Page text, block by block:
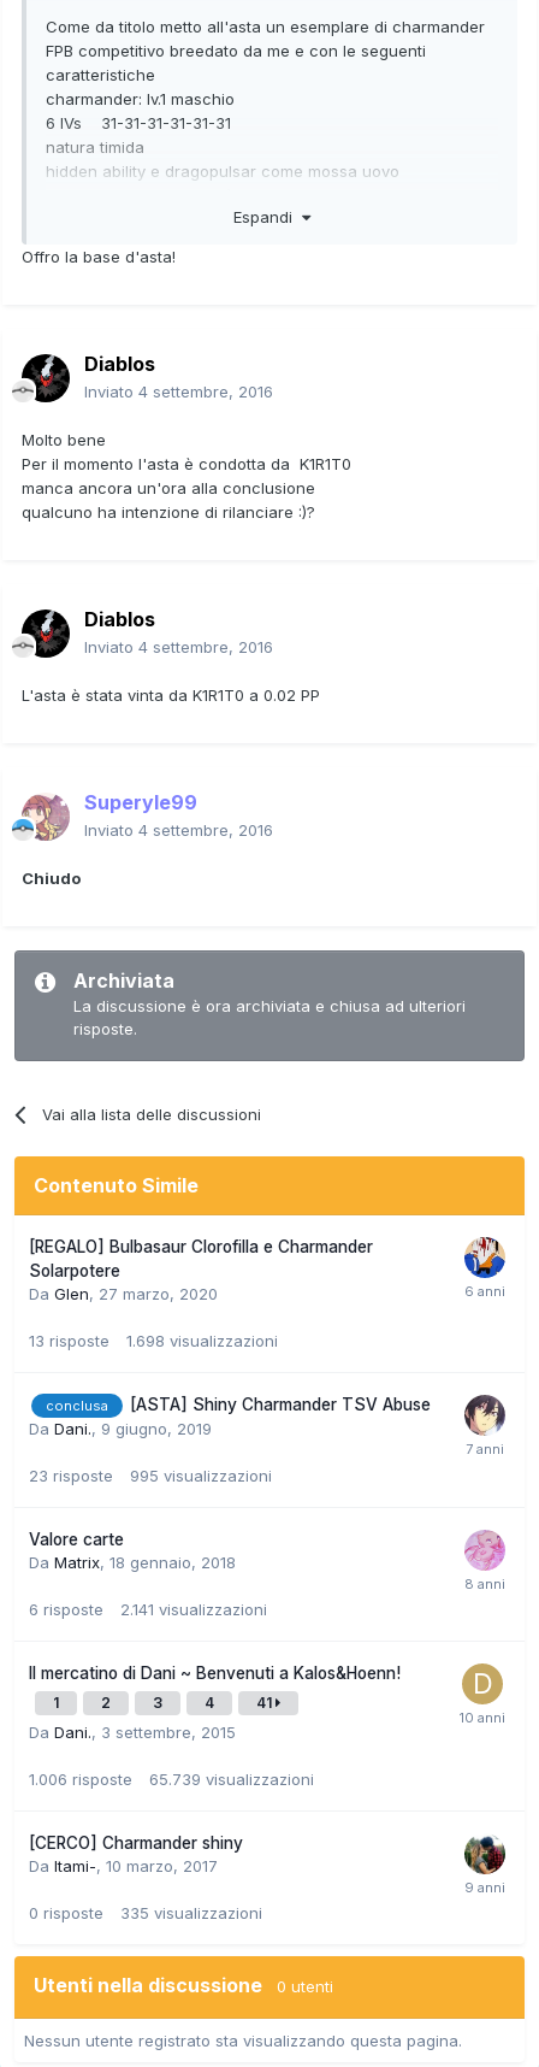
Come da titolo metto all'asta un esemplare di charmander
FPB competitivo breedato da me e con le seguenti
caratteristiche
charmander: lv.1 maschio
6 IVs 31-31-31-31-31-31
natura timida
hidden ability e dragopulsar come mossa uovo
Espandi
Offro la base d'asta!
Diablos
Inviato 4 settembre, 2016
Molto bene
Per il momento l'asta è condotta da K1R1T0
manca ancora un'ora alla conclusione
qualcuno ha intenzione di rilanciare :)?
Diablos
Inviato 4 settembre, 2016
L'asta è stata vinta da K1R1T0 a 0.02 PP
Superyle99
Inviato 4 settembre, 2016
Chiudo
Archiviata
La discussione è ora archiviata e chiusa ad ulteriori
risposte.
Vai alla lista delle discussioni
Contenuto Simile
[REGALO] Bulbasaur Clorofilla e Charmander
Solarpotere
Da Glen, 27 marzo, 2020
13 risposte 1.698 visualizzazioni
conclusa
[ASTA] Shiny Charmander TSV Abuse
Da Dani., 9 giugno, 2019
23 risposte 995 visualizzazioni
Valore carte
Da Matrix, 18 gennaio, 2018
6 risposte 2.141 visualizzazioni
Il mercatino di Dani ~ Benvenuti a Kalos&Hoenn!
1 2 3 4 41
Da Dani., 3 settembre, 2015
1.006 risposte 65.739 visualizzazioni
[CERCO] Charmander shiny
Da Itami-, 10 marzo, 2017
0 risposte 335 visualizzazioni
Utenti nella discussione 0 utenti
Nessun utente registrato sta visualizzando questa pagina.